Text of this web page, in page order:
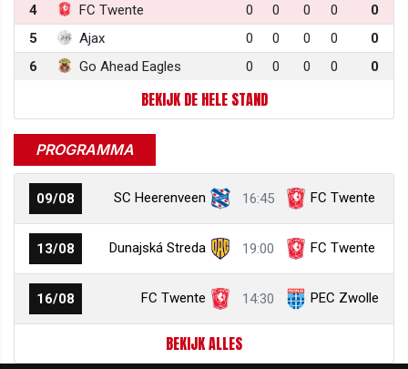
4
FC Twente 0 0 0 0
0
5
Ajax 0 0 0 0
0
6
Go Ahead Eagles 0 0 0 0 0
BEKIJK DE HELE STAND
PROGRAMMA
09/08 SC Heerenveen 16:45 FC Twente
13/08 Dunajská Streda 19:00 FC Twente
16/08 FC Twente 14:30 PEC Zwolle
BEKIJK ALLES